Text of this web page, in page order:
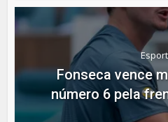
Fonseca vence
número 6 pela